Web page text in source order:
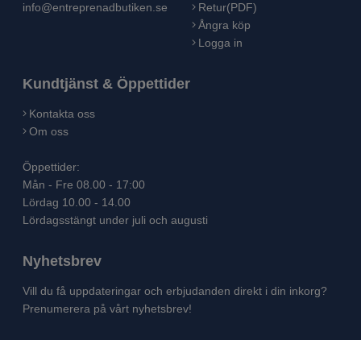
info@entreprenadbutiken.se
Retur(PDF)
Ångra köp
Logga in
Kundtjänst & Öppettider
Kontakta oss
Om oss
Öppettider:
Mån - Fre 08.00 - 17:00
Lördag 10.00 - 14.00
Lördagsstängt under juli och augusti
Nyhetsbrev
Vill du få uppdateringar och erbjudanden direkt i din inkorg?
Prenumerera på vårt nyhetsbrev!